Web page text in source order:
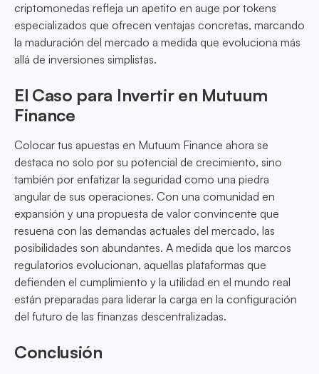
criptomonedas refleja un apetito en auge por tokens
especializados que ofrecen ventajas concretas, marcando
la maduración del mercado a medida que evoluciona más
allá de inversiones simplistas.
El Caso para Invertir en Mutuum
Finance
Colocar tus apuestas en Mutuum Finance ahora se
destaca no solo por su potencial de crecimiento, sino
también por enfatizar la seguridad como una piedra
angular de sus operaciones. Con una comunidad en
expansión y una propuesta de valor convincente que
resuena con las demandas actuales del mercado, las
posibilidades son abundantes. A medida que los marcos
regulatorios evolucionan, aquellas plataformas que
defienden el cumplimiento y la utilidad en el mundo real
están preparadas para liderar la carga en la configuración
del futuro de las finanzas descentralizadas.
Conclusión